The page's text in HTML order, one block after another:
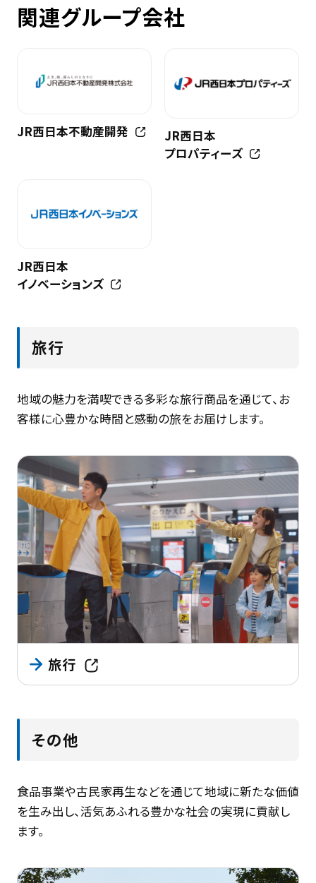
関連グループ会社
JR西日本不動産開発
JR西日本
プロパティーズ
JR西日本
イノベーションズ
旅行
地域の魅力を満喫できる多彩な旅行商品を通じて、お
客様に心豊かな時間と感動の旅をお届けします。
旅行
その他
食品事業や古民家再生などを通じて地域に新たな価値
を生み出し、活気あふれる豊かな社会の実現に貢献し
ます。